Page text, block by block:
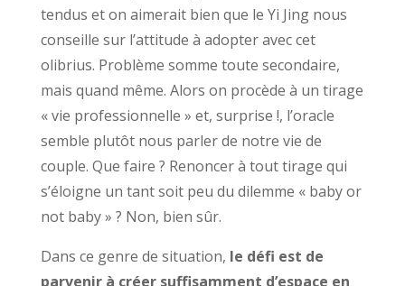
tendus et on aimerait bien que le Yi Jing nous
conseille sur l’attitude à adopter avec cet
olibrius. Problème somme toute secondaire,
mais quand même. Alors on procède à un tirage
« vie professionnelle » et, surprise !, l’oracle
semble plutôt nous parler de notre vie de
couple. Que faire ? Renoncer à tout tirage qui
s’éloigne un tant soit peu du dilemme « baby or
not baby » ? Non, bien sûr.
Dans ce genre de situation, le défi est de
parvenir à créer suffisamment d’espace en